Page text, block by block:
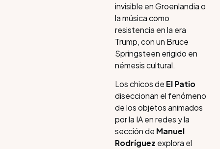
invisible en Groenlandia o
la música como
resistencia en la era
Trump, con un Bruce
Springsteen erigido en
némesis cultural.
Los chicos de El Patio
diseccionan el fenómeno
de los objetos animados
por la IA en redes y la
sección de Manuel
Rodríguez explora el